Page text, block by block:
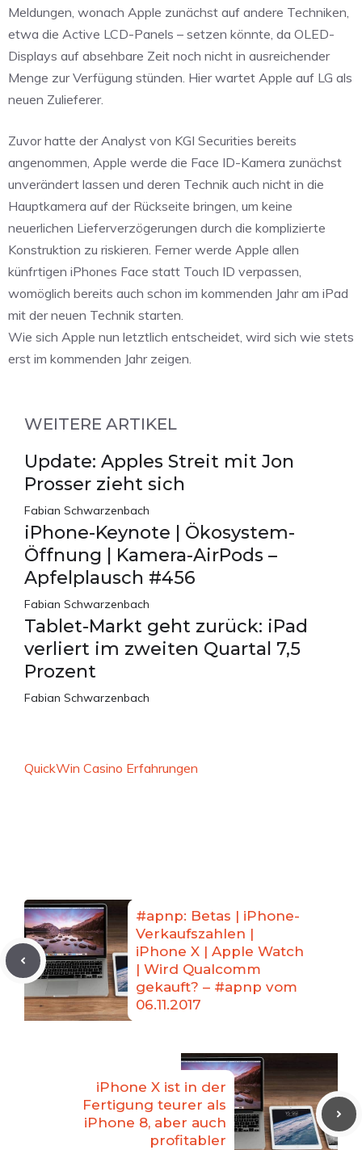
Meldungen, wonach Apple zunächst auf andere Techniken,
etwa die Active LCD-Panels – setzen könnte, da OLED-
Displays auf absehbare Zeit noch nicht in ausreichender
Menge zur Verfügung stünden. Hier wartet Apple auf LG als
neuen Zulieferer.
Zuvor hatte der Analyst von KGI Securities bereits
angenommen, Apple werde die Face ID-Kamera zunächst
unverändert lassen und deren Technik auch nicht in die
Hauptkamera auf der Rückseite bringen, um keine
neuerlichen Lieferverzögerungen durch die komplizierte
Konstruktion zu riskieren. Ferner werde Apple allen
künfrtigen iPhones Face statt Touch ID verpassen,
womöglich bereits auch schon im kommenden Jahr am iPad
mit der neuen Technik starten.
Wie sich Apple nun letztlich entscheidet, wird sich wie stets
erst im kommenden Jahr zeigen.
WEITERE ARTIKEL
Update: Apples Streit mit Jon
Prosser zieht sich
Fabian Schwarzenbach
iPhone-Keynote | Ökosystem-
Öffnung | Kamera-AirPods –
Apfelplausch #456
Fabian Schwarzenbach
Tablet-Markt geht zurück: iPad
verliert im zweiten Quartal 7,5
Prozent
Fabian Schwarzenbach
QuickWin Casino Erfahrungen
#apnp: Betas | iPhone-
Verkaufszahlen |
iPhone X | Apple Watch
| Wird Qualcomm
gekauft? – #apnp vom
06.11.2017
iPhone X ist in der
Fertigung teurer als
iPhone 8, aber auch
profitabler